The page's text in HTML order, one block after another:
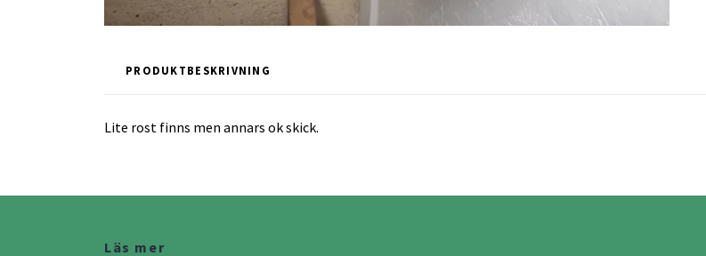
PRODUKTBESKRIVNING
Lite rost finns men annars ok skick.
Läs mer